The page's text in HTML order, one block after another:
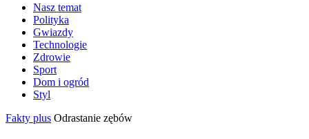
Nasz temat
Polityka
Gwiazdy
Technologie
Zdrowie
Sport
Dom i ogród
Styl
Fakty plus Odrastanie zębów